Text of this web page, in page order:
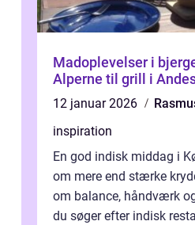
Madoplevelser i
Alperne til grill i
12 januar 2026
inspiration
En god indisk middag i
om mere end stærke
om balance, håndværk
du søger efter indisk